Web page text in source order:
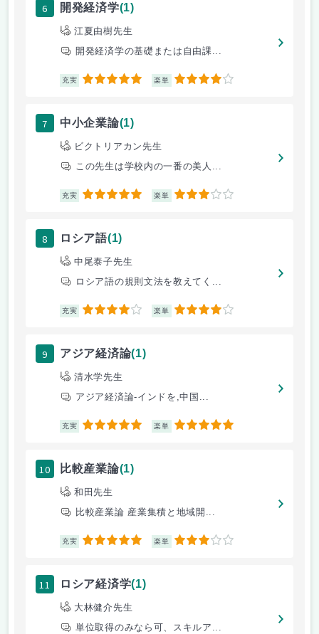
6 開発経済学(1)
江夏由樹先生
開発経済学の基礎または自由課...
充実 5 楽単 4
7 中小企業論(1)
ビクトリアカン先生
この先生は学校内の一番の美人...
充実 5 楽単 3
8 ロシア語(1)
中尾泰子先生
ロシア語の規則文法を教えてく...
充実 4 楽単 4
9 アジア経済論(1)
清水学先生
アジア経済論-インドを,中国...
充実 5 楽単 5
10 比較産業論(1)
和田先生
比較産業論 産業集積と地域開...
充実 5 楽単 3
11 ロシア経済学(1)
大林健介先生
単位取得のみなら可、スキルア...